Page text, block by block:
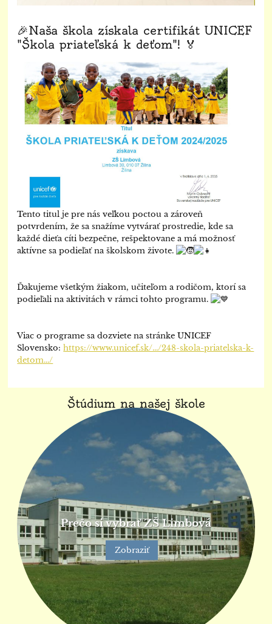
🎉Naša škola získala certifikát UNICEF
"Škola priateľská k deťom"! 🏅
Tento titul je pre nás veľkou poctou a zároveň
potvrdením, že sa snažíme vytvárať prostredie, kde sa
každé dieťa cíti bezpečne, rešpektovane a má možnosť
aktívne sa podieľať na školskom živote.
Ďakujeme všetkým žiakom, učiteľom a rodičom, ktorí sa
podieľali na aktivitách v rámci tohto programu.
Viac o programe sa dozviete na stránke UNICEF
Slovensko:https://www.unicef.sk/.../248-skola-priatelska-k-
detom.../
Štúdium na našej škole
Prečo si vybrať ZŠ Limbová
Zobraziť